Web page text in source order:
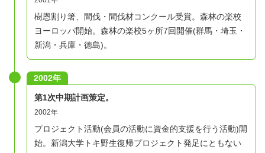
樹恩割り箸、間伐・間伐材コンクール受賞。森林の楽校
ヨーロッパ開始。森林の楽校5ヶ所7回開催(群馬・埼玉・
新潟・兵庫・徳島)。
2002年
第1次中期計画策定。
2002年
プロジェクト活動(会員の活動に資金的支援を行う活動)開
始。新潟大学トキ野生復帰プロジェクト発足にともない